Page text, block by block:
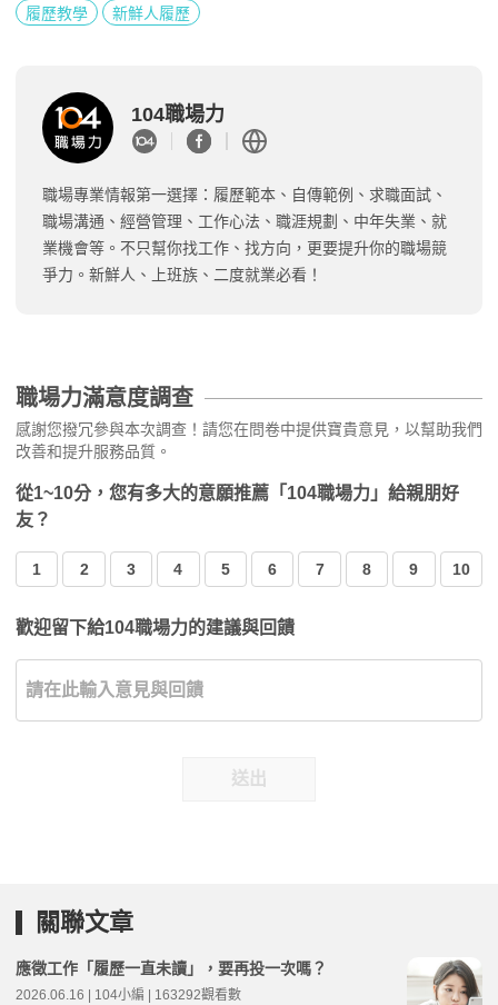
履歷教學 新鮮人履歷
104職場力
職場專業情報第一選擇：履歷範本、自傳範例、求職面試、
職場溝通、經營管理、工作心法、職涯規劃、中年失業、就
業機會等。不只幫你找工作、找方向，更要提升你的職場競
爭力。新鮮人、上班族、二度就業必看！
職場力滿意度調查
感謝您撥冗參與本次調查！請您在問卷中提供寶貴意見，以幫助我們
改善和提升服務品質。
從1~10分，您有多大的意願推薦「104職場力」給親朋好
友？
1 2 3 4 5 6 7 8 9 10
歡迎留下給104職場力的建議與回饋
送出
關聯文章
應徵工作「履歷一直未讀」，要再投一次嗎？
2026.06.16 | 104小編 | 163292觀看數